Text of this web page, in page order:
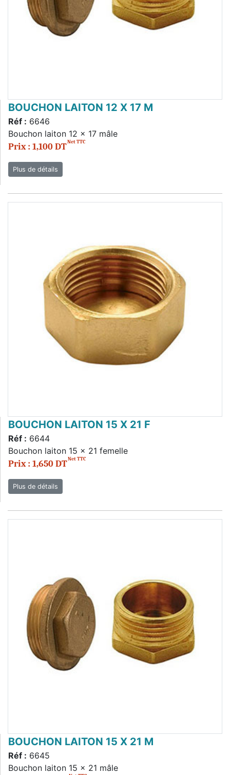
BOUCHON LAITON 12 X 17 M
Réf : 6646
Bouchon laiton 12 x 17 mâle
Prix : 1,100 DTNet TTC
Plus de détails
BOUCHON LAITON 15 X 21 F
Réf : 6644
Bouchon laiton 15 x 21 femelle
Prix : 1,650 DTNet TTC
Plus de détails
BOUCHON LAITON 15 X 21 M
Réf : 6645
Bouchon laiton 15 x 21 mâle